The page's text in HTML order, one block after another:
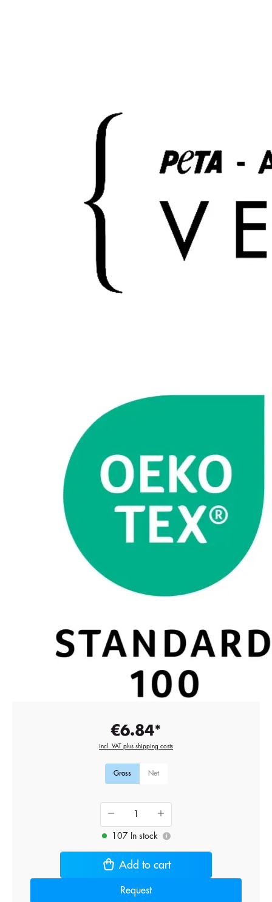
€6.84*
incl. VAT plus shipping costs
Gross Net
107 In stock i
Add to cart
Request